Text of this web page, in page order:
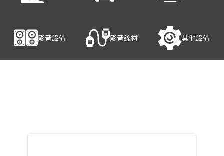
影音設備 影音線材 其他設備